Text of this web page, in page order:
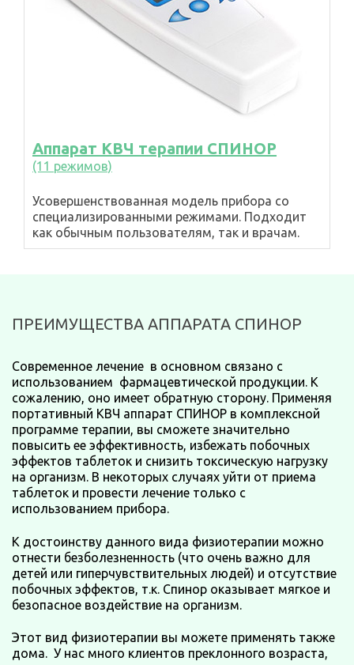
Аппарат КВЧ терапии СПИНОР
(11 режимов)
Усовершенствованная модель прибора со
специализированными режимами. Подходит
как обычным пользователям, так и врачам.
ПРЕИМУЩЕСТВА АППАРАТА СПИНОР
Современное лечение в основном связано с
использованием фармацевтической продукции. К
сожалению, оно имеет обратную сторону. Применяя
портативный КВЧ аппарат СПИНОР в комплексной
программе терапии, вы сможете значительно
повысить ее эффективность, избежать побочных
эффектов таблеток и снизить токсическую нагрузку
на организм. В некоторых случаях уйти от приема
таблеток и провести лечение только с
использованием прибора.
К достоинству данного вида физиотерапии можно
отнести безболезненность (что очень важно для
детей или гиперчувствительных людей) и отсутствие
побочных эффектов, т.к. Спинор оказывает мягкое и
безопасное воздействие на организм.
Этот вид физиотерапии вы можете применять также
дома. У нас много клиентов преклонного возраста,